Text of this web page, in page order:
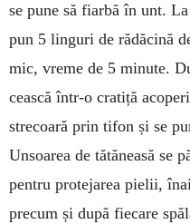
se pune să fiarbă în unt.
pun 5 linguri de rădă­cină
mic, vreme de 5 minute.
cească într-o cratiță
stre­coară prin tifon și se
Unsoa­rea de tătăneasă se
pentru pro­tejarea pielii,
precum și du­pă fie­care